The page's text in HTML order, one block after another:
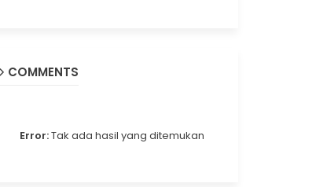
COMMENTS
Error:Tak ada hasil yang ditemukan